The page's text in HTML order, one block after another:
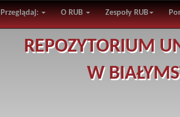
Przeglądaj: O RUB Zespoły RUB
REPOZYTORIUM
W